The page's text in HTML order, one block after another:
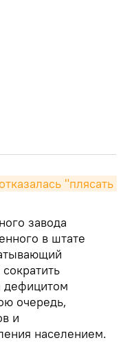
"плясать
завода
в штате
дефицитом
очередь,
и
населением.